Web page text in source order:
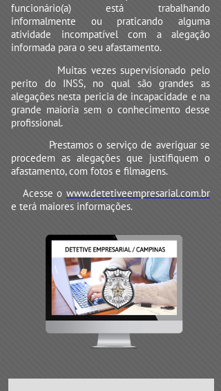
funcionário(a) está trabalhando
informalmente ou praticando alguma
atividade incompatível com a alegação
informada para o seu afastamento.
Muitas vezes supervisionado pelo
perito do INSS, no qual são grandes as
alegações nesta pericia de incapacidade e na
grande maioria sem o conhecimento desse
profissional.
Prestamos o serviço de averiguar se
procedem as alegações que justifiquem o
afastamento, com fotos e filmagens.
Acesse owww.detetiveempresarial.com.br
e terá maiores informações.